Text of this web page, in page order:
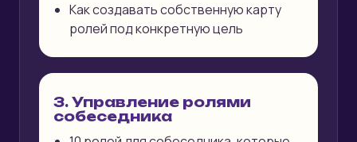
Как создавать собственную карту
ролей под конкретную цель
3. Управление ролями
собеседника